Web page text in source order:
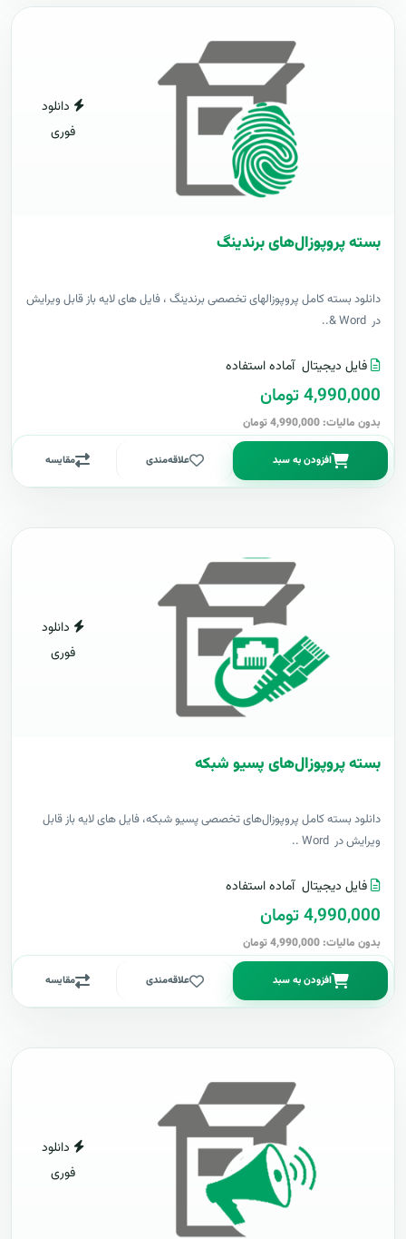
دانلود
فوری
بسته پروپوزال‌های برندینگ
دانلود بسته کامل پروپوزالهای تخصصی برندینگ ، فایل های لایه باز قابل ویرایش
در Word &..
فایل دیجیتال آماده استفاده
4,990,000 تومان
بدون مالیات: 4,990,000 تومان
افزودن به سبد علاقه‌مندی مقایسه
دانلود
فوری
بسته پروپوزال‌های پسیو شبکه
دانلود بسته کامل پروپوزال‌های تخصصی پسیو شبکه، فایل های لایه باز قابل
ویرایش در Word ..
فایل دیجیتال آماده استفاده
4,990,000 تومان
بدون مالیات: 4,990,000 تومان
افزودن به سبد علاقه‌مندی مقایسه
دانلود
فوری